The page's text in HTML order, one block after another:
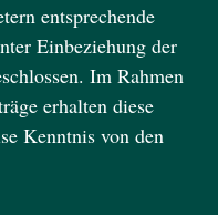
entsprechende
Einbeziehung der
Im Rahmen
erhalten diese
Kenntnis von den